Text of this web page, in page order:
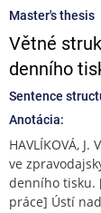
Master's thesis
Větné
denního
Sentence
Anotácia:
HAVLÍKOVÁ,
ve
denního tisku.
práce] Ústí